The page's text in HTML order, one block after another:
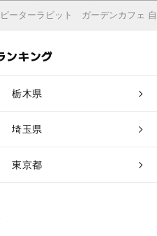
ピーターラビット ガーデンカフェ
ンキング
栃木県
埼玉県
東京都